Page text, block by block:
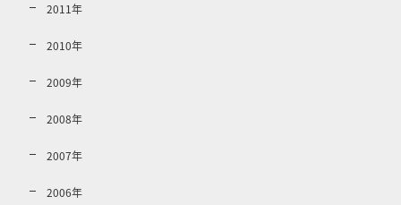
2011年
2010年
2009年
2008年
2007年
2006年